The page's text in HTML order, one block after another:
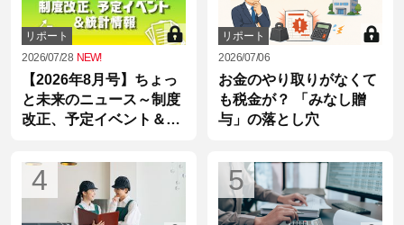
リポート
2026/07/28 NEW!
【2026年8月号】ちょっ
と未来のニュース～制度
改正、予定イベント＆統
リポート
2026/07/06
お金のやり取りがなくて
も税金が？ 「みなし贈
与」の落とし穴
4 5